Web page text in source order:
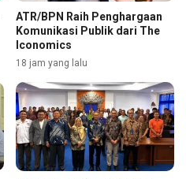
ATR/BPN Raih Penghargaan
Komunikasi Publik dari The
Iconomics
18 jam yang lalu